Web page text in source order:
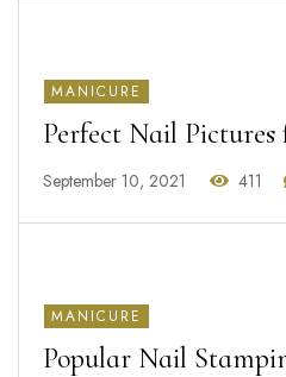
MANICURE
Perfect Nail
September 10, 2021 411
MANICURE
Popular Nail